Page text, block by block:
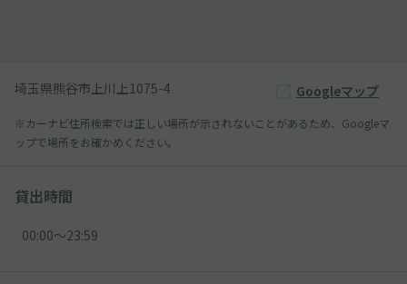
埼玉県熊谷市上川上1075-4 Googleマップ
※カーナビ住所検索では正しい場所が示されないことがあるため、Googleマ
ップで場所をお確かめください。
貸出時間
00:00〜23:59